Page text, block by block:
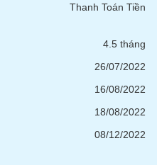
Thanh Toán Tiền
4.5 tháng
26/07/2022
16/08/2022
18/08/2022
08/12/2022